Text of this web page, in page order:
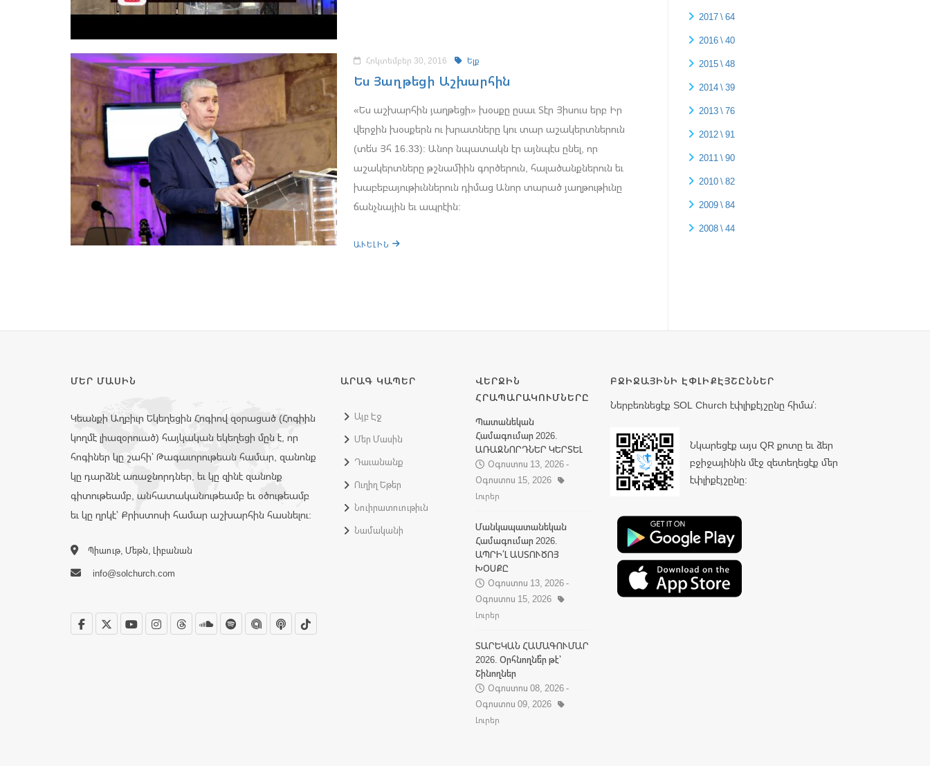
Հոկտեմբեր 30, 2016 Ելք
Ես Յաղթեցի Աշխարհին
«Ես աշխարհին յաղթեցի» խօսքը ըսաւ Տէր Յիսուս երբ Իր
վերջին խօսքերն ու խրատները կու տար աշակերտներուն
(տե՛ս Յհ 16.33): Անոր նպատակն էր այնպէս ընել, որ
աշակերտները թշնամիին գործերուն, հալածանքներուն եւ
խաբեբայութիւններուն դիմաց Անոր տարած յաղթութիւնը
ճանչնային եւ ապրէին:
ԱՒԵԼԻՆ
2017 \ 64
2016 \ 40
2015 \ 48
2014 \ 39
2013 \ 76
2012 \ 91
2011 \ 90
2010 \ 82
2009 \ 84
2008 \ 44
ՄԵՐ ՄԱՍԻՆ
Կեանքի Աղբիւր Եկեղեցին Հոգիով զօրացած (Հոգիին
կողմէ լիազօրուած) հայկական եկեղեցի մըն է, որ
հոգիներ կը շահի՝ Թագաւորութեան համար, զանոնք
կը դարձնէ առաջնորդներ, եւ կը զինէ զանոնք
գիտութեամբ, անհատականութեամբ եւ օծութեամբ
եւ կը ղրկէ՝ Քրիստոսի համար աշխարհին հասնելու:
Պիաութ, Մեթն, Լիբանան
info@solchurch.com
ԱՐԱԳ ԿԱՊԵՐ
Այբ Էջ
Մեր Մասին
Դաւանանք
Ուղիղ Եթեր
Նուիրատուութիւն
Նամականի
ՎԵՐՋԻՆ
ՀՐԱՊԱՐԱԿՈՒՄՆԵՐԸ
Պատանեկան
Համագումար 2026.
ԱՌԱՋՆՈՐԴՆԵՐ ԿԵՐՏԵԼ
Օգոստոս 13, 2026 -
Օգոստոս 15, 2026
Լուրեր
Մանկապատանեկան
Համագումար 2026.
ԱՊՐԻ՛Լ ԱՍՏՈՒԾՈՅ
ԽՕՍՔԸ
Օգոստոս 13, 2026 -
Օգոստոս 15, 2026
Լուրեր
ՏԱՐԵԿԱՆ ՀԱՄԱԳՈՒՄԱՐ
2026. Օրհնողնե՞ր թէ՝
Շինողներ
Օգոստոս 08, 2026 -
Օգոստոս 09, 2026
Լուրեր
ԲՋԻՋԱՅԻՆԻ ԷՓԼԻՔԷՅՇԸՆՆԵՐ
Ներբեռնեցէք SOL Church էփլիքէյշընը հիմա՛։
Նկարեցէք այս QR քոտը եւ ձեր
բջիջայինին մէջ զետեղեցէք մեր
էփլիքէյշընը: